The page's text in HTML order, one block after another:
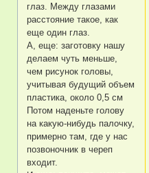
глаз. Между глазами
расстояние такое, как
еще один глаз.
А, еще: заготовку нашу
делаем чуть меньше,
чем рисунок головы,
учитывая будущий объем
пластика, около 0,5 см
Потом наденьте голову
на какую-нибудь палочку,
примерно там, где у нас
позвоночник в череп
входит.